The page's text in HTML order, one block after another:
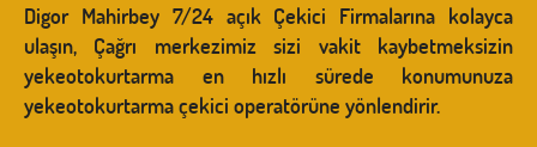
Digor Mahirbey 7/24 açık Çekici Firmalarına kolayca
ulaşın, Çağrı merkezimiz sizi vakit kaybetmeksizin
yekeotokurtarma en hızlı sürede konumunuza
yekeotokurtarma çekici operatörüne yönlendirir.